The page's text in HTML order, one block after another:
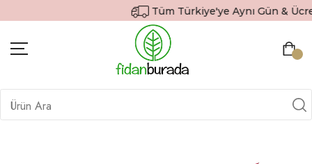
Tüm Türkiye'ye Aynı Gün &
BITKILER
İÇ MEKAN BITKILERI